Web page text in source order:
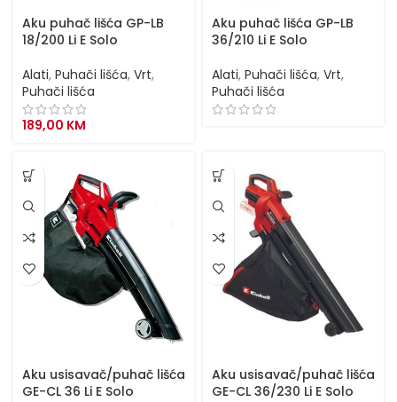
Aku puhač lišća GP-LB
18/200 Li E Solo
Alati, Puhači lišća, Vrt,
Puhači lišća
189,00 KM
Aku puhač lišća GP-LB
36/210 Li E Solo
Alati, Puhači lišća, Vrt,
Puhači lišća
Aku usisavač/puhač lišća
GE-CL 36 Li E Solo
Aku usisavač/puhač lišća
GE-CL 36/230 Li E Solo